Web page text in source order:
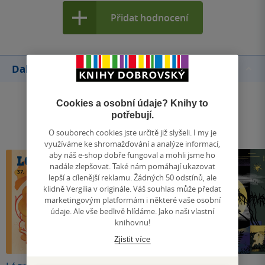
Přidat hodnocení
Další knihy autora
Cookies a osobní údaje? Knihy to
potřebují.
O souborech cookies jste určitě již slyšeli. I my je
využíváme ke shromažďování a analýze informací,
aby náš e-shop dobře fungoval a mohli jsme ho
nadále zlepšovat. Také nám pomáhají ukazovat
lepší a cílenější reklamu. Žádných 50 odstínů, ale
klidně Vergilia v originále. Váš souhlas může předat
marketingovým platformám i některé vaše osobní
údaje. Ale vše bedlivě hlídáme. Jako naši vlastní
knihovnu!
Zjistit více